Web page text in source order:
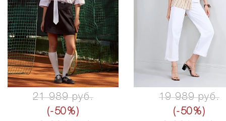
21 989 руб.
(-50%)
19 989 руб.
(-50%)